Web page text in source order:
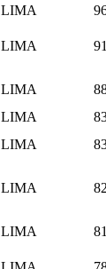
LIMA
LIMA
LIMA
LIMA
LIMA
LIMA
LIMA